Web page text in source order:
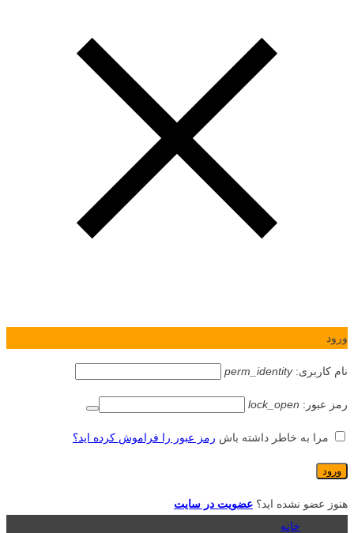
ورود
نام کاربری:perm_identity
رمز عبور: lock_open
مرا به خاطر داشته باش رمز عبور را فراموش کرده اید؟
هنوز عضو نشده اید؟ عضویت در سایت
خانه